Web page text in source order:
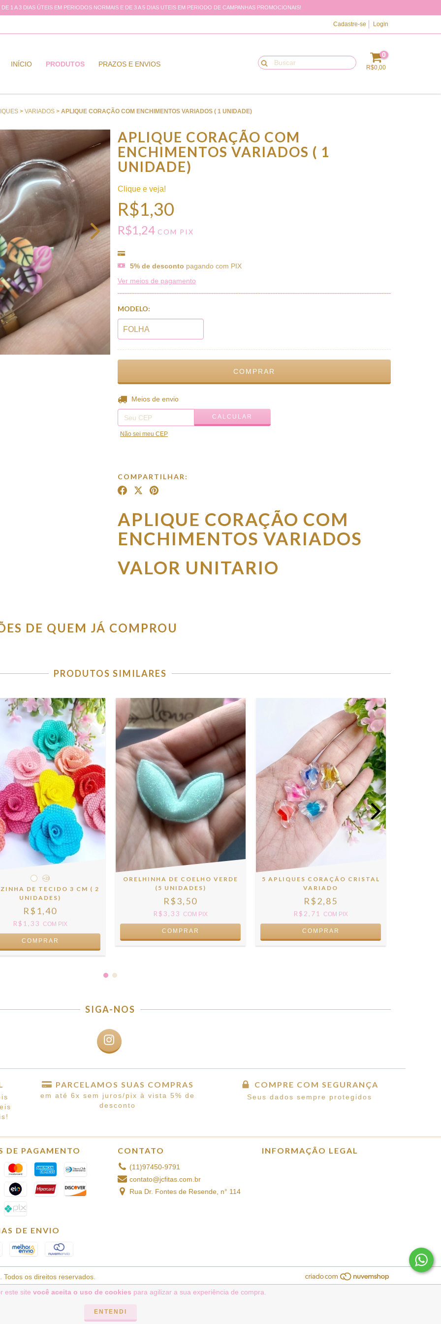
este site você aceita o uso de cookies para agilizar a sua experiência de compra.
ENTENDI
1 A 3 DIAS ÚTEIS EM PERIODOS NORMAIS E DE 3 A 5 DIAS UTEIS EM PERIODO DE CAMPANHAS PROMOCIONAIS!
Cadastre-se Login
INÍCIO PRODUTOS PRAZOS E ENVIOS
0
R$0,00
> VARIADOS > APLIQUE CORAÇÃO COM ENCHIMENTOS VARIADOS ( 1 UNIDADE)
APLIQUE CORAÇÃO COM
ENCHIMENTOS VARIADOS ( 1
UNIDADE)
Clique e veja!
R$1,30
R$1,24 COM PIX
5% de desconto pagando com PIX
Ver meios de pagamento
MODELO:
Entregas para o CEP:
Meios de envio
CALCULAR
Não sei meu CEP
COMPARTILHAR:
APLIQUE CORAÇÃO COM
ENCHIMENTOS VARIADOS
VALOR UNITARIO
DE QUEM JÁ COMPROU
PRODUTOS SIMILARES
+23
DE TECIDO 3 CM ( 2
UNIDADES)
R$1,40
R$1,33 COM PIX
COMPRAR
ORELHINHA DE COELHO VERDE
(5 UNIDADES)
R$3,50
R$3,33 COM PIX
COMPRAR
5 APLIQUES CORAÇÃO CRISTAL
VARIADO
R$2,85
R$2,71 COM PIX
SIGA-NOS
PARCELAMOS SUAS COMPRAS
em até 6x sem juros/pix à vista 5% de
desconto
COMPRE COM SEGURANÇA
Seus dados sempre protegidos
DE PAGAMENTO
DE ENVIO
CONTATO
(11)97450-9791
contato@jcfitas.com.br
Rua Dr. Fontes de Resende, n° 114
INFORMAÇÃO LEGAL
os direitos reservados.